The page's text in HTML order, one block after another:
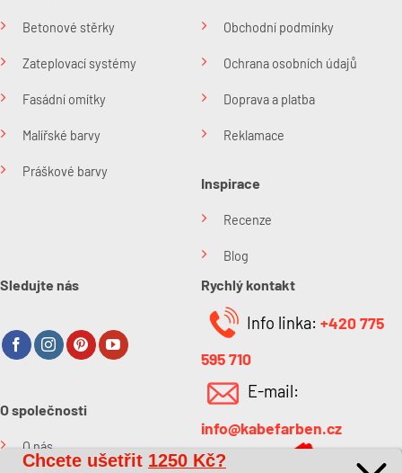
Betonové stěrky
Zateplovací systémy
Fasádní omítky
Malířské barvy
Práškové barvy
Obchodní podmínky
Ochrana osobních údajů
Doprava a platba
Reklamace
Inspirace
Recenze
Blog
Sledujte nás
O společnosti
O nás
Rychlý kontakt
Info linka: +420 775
595 710
E-mail:
info@kabefarben.cz
Chcete ušetřit 1250 Kč?